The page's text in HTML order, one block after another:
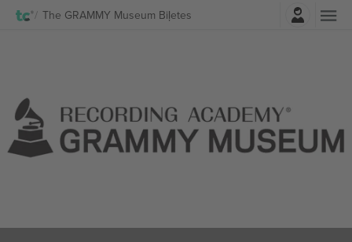
The GRAMMY Museum BiļetesPierakstīties